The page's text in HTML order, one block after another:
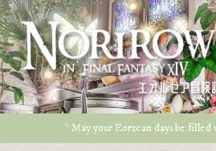
エオルゼア冒険
* May your Eorzean days be filled